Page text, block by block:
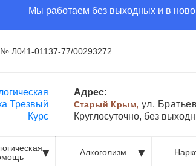
Мы работаем без выходных и в
Л041-01137-77/00293272
Адрес:
Старый Крым, ул.
Круглосуточно, без
Алкоголизм